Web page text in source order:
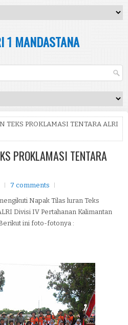
1 MANDASTANA
TEKS PROKLAMASI TENTARA ALRI
PROKLAMASI TENTARA
7 comments
Napak Tilas luran Teks
Divisi IV Pertahanan Kalimantan
ini foto-fotonya :